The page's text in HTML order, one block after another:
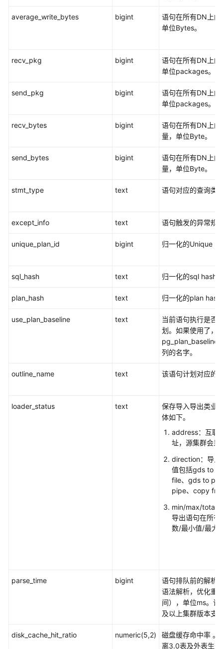
ALL_SOURCE
ALL_TAB_COLUMNS
DBA_COL_COMMENTS
DBA_CONSTRAINTS
DBA_PART_INDEXES
DBA_TAB_PARTITIONS
DBA_TABLESPACES
average_write_bytes bigint
语句在所有DN上
单位Bytes。
recv_pkg bigint
语句在所有DN上
单位packages。
send_pkg bigint
语句在所有DN上
单位packages。
recv_bytes bigint
语句在所有DN上
量，单位Byte。
send_bytes bigint
语句在所有DN上
量，单位Byte。
stmt_type text 语句对应的查询类
except_info text 语句触发的异常规
unique_plan_id bigint 归一化的Unique
sql_hash text 归一化的sql hash。
plan_hash text 归一化的plan hash
use_plan_baseline text
当前语句执行是否
划。如果使用了，
pg_plan_baseline
列的名字。
outline_name text 该语句计划对应的
loader_status text
保存导入导出类业
体如下。
address：互联
址，源集群会显
direction：导入
值包括gds to
file、gds to
pipe、copy
min/max/
导出语句在所
数/最小值/最大
parse_time bigint
语句排队前的解析
语法解析，优化重
间），单位ms。
及以上集群版本支
disk_cache_hit_ratio numeric(5,2)
磁盘缓存命中率 。
离3.0表及外表生效